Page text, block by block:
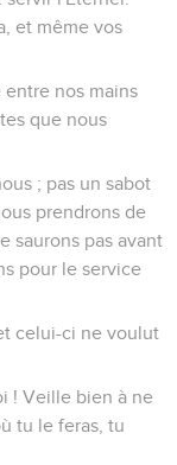
et même vos
entre nos mains
que nous
; pas un sabot
prendrons de
saurons pas avant
pour le service
celui-ci ne voulut
! Veille bien à ne
tu le feras, tu